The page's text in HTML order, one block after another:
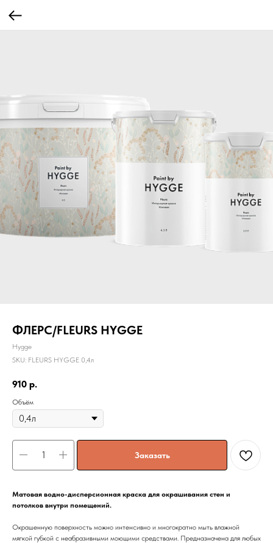
ФЛЕРС/FLEURS HYGGE
Hygge
SKU: FLEURS HYGGE 0,4л
910 р.
Объём
Заказать
Матовая водно-дисперсионная краска для окрашивания стен и
потолков внутри помещений.
Окрашенную поверхность можно интенсивно и многократно мыть влажной
мягкой губкой с неабразивными моющими средствами. Предназначена для любых